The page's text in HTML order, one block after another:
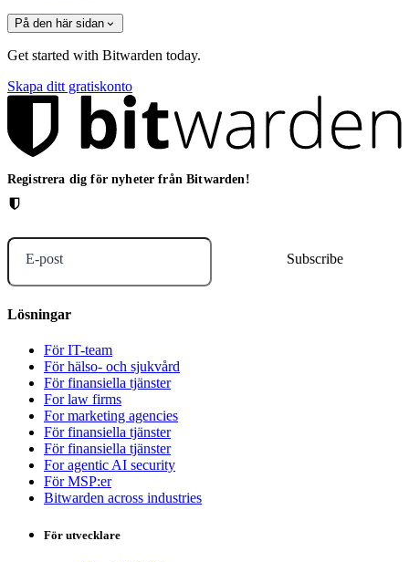
På den här sidan
Get started with Bitwarden today.
Skapa ditt gratiskonto
Registrera dig för nyheter från Bitwarden!
E-post
Lösningar
För IT-team
För hälso- och sjukvård
För finansiella tjänster
For law firms
For marketing agencies
För finansiella tjänster
För finansiella tjänster
For agentic AI security
För MSP:er
Bitwarden across industries
För utvecklare